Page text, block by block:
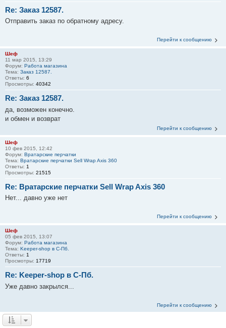
Re: Заказ 12587.
Отправить заказ по обратному адресу.
Перейти к сообщению
Шеф
11 мар 2015, 13:29
Форум: Работа магазина
Тема: Заказ 12587.
Ответы: 6
Просмотры: 40342
Re: Заказ 12587.
да, возможен конечно.
и обмен и возврат
Перейти к сообщению
Шеф
10 фев 2015, 12:42
Форум: Вратарские перчатки
Тема: Вратарские перчатки Sell Wrap Axis 360
Ответы: 1
Просмотры: 21515
Re: Вратарские перчатки Sell Wrap Axis 360
Нет... давно уже нет
Перейти к сообщению
Шеф
05 фев 2015, 13:07
Форум: Работа магазина
Тема: Keeper-shop в С-Пб.
Ответы: 1
Просмотры: 17719
Re: Keeper-shop в С-Пб.
Уже давно закрылся...
Перейти к сообщению